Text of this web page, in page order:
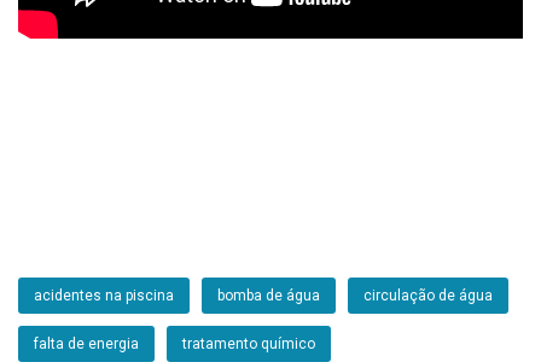
acidentes na piscina bomba de água circulação de água
falta de energia tratamento químico